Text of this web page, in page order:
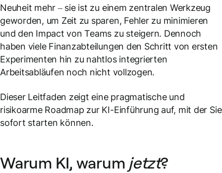
Neuheit mehr – sie ist zu einem zentralen Werkzeug
geworden, um Zeit zu sparen, Fehler zu minimieren
und den Impact von Teams zu steigern. Dennoch
haben viele Finanzabteilungen den Schritt von ersten
Experimenten hin zu nahtlos integrierten
Arbeitsabläufen noch nicht vollzogen.
Dieser Leitfaden zeigt eine pragmatische und
risikoarme Roadmap zur KI-Einführung auf, mit der Sie
sofort starten können.
Warum KI, warum jetzt?